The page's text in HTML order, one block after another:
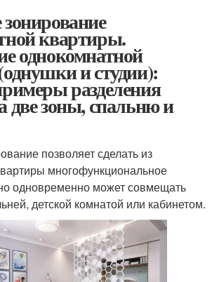
квартиры.
однокомнатной
и студии):
разделения
две зоны, спальню и
позволяет сделать из
многофункциональное
одновременно может совмещать
детской комнатой или кабинетом.